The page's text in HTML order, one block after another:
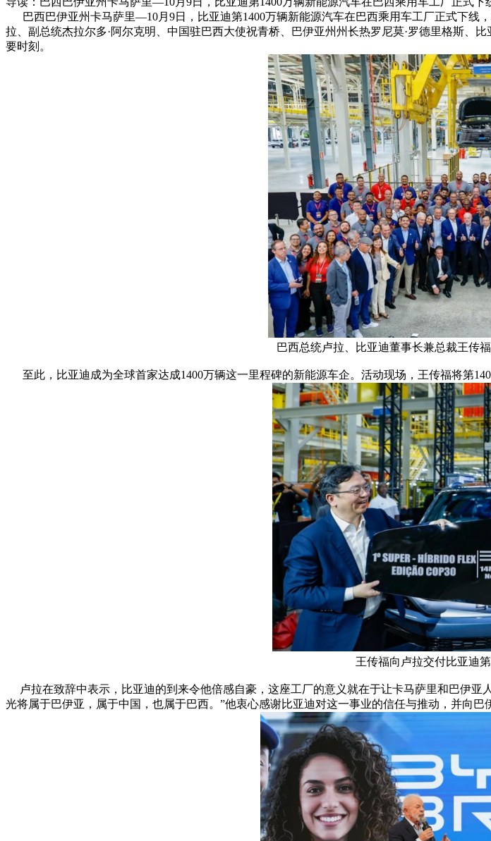
巴西巴伊亚州卡马萨里—10月9日，比亚迪第1400万辆新能源汽车在巴西乘用车工厂正式下线
拉、副总统杰拉尔多·阿尔克明、中国驻巴西大使祝青桥、巴伊亚州州长热罗尼莫·罗德里格斯
要时刻。
巴西总统卢拉、比亚迪董事长兼总裁王传
至此，比亚迪成为全球首家达成1400万辆这一里程碑的新能源车企。活动现场，王传福将第
王传福向卢拉交付比亚迪
卢拉在致辞中表示，比亚迪的到来令他倍感自豪，这座工厂的意义就在于让卡马萨里和巴伊
光将属于巴伊亚，属于中国，也属于巴西。”他衷心感谢比亚迪对这一事业的信任与推动，并向巴